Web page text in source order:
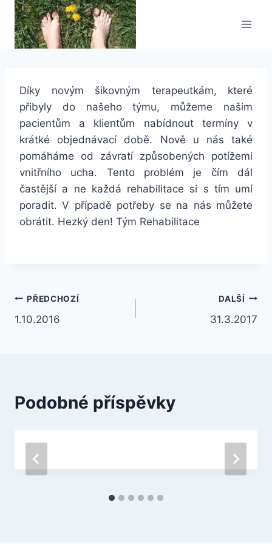
Přeskočit
obsah
Díky novým šikovným terapeutkám, které
přibyly do našeho týmu, můžeme našim
pacientům a klientům nabídnout termíny v
krátké objednávací době. Nově u nás také
pomáháme od závratí způsobených potížemi
vnitřního ucha. Tento problém je čím dál
častější a ne každá rehabilitace si s tím umí
poradit. V případě potřeby se na nás můžete
obrátit. Hezký den! Tým Rehabilitace
Navigace
pro
PŘEDCHOZÍ
1.10.2016
DALŠÍ
31.3.2017
Podobné příspěvky